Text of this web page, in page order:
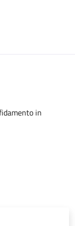
in